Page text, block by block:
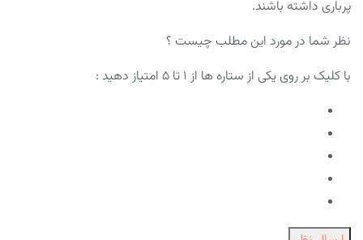
پرباری داشته باشند.
نظر شما در مورد این مطلب چیست ؟
با کلیک بر روی یکی از ستاره ها از ۱ تا ۵ امتیاز دهید :